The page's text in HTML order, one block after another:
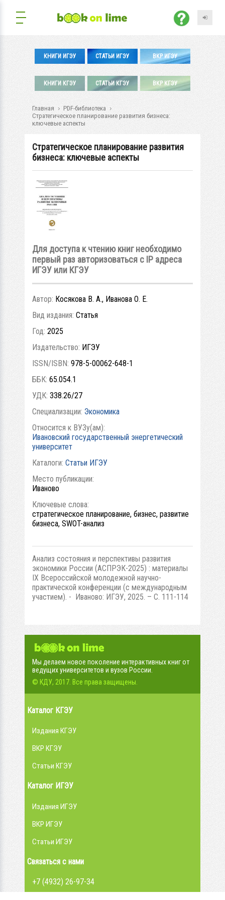
КНИГИ ИГЭУ СТАТЬИ ИГЭУ ВКР ИГЭУ
КНИГИ КГЭУ СТАТЬИ КГЭУ ВКР КГЭУ
Главная
PDF-библиотека
Стратегическое планирование развития бизнеса:
ключевые аспекты
Стратегическое планирование развития
бизнеса: ключевые аспекты
Для доступа к чтению книг необходимо
первый раз авторизоваться с IP адреса
ИГЭУ или КГЭУ
Автор: Косякова В. А., Иванова О. Е.
Вид издания: Статья
Год: 2025
Издательство: ИГЭУ
ISSN/ISBN: 978-5-00062-648-1
ББК: 65.054.1
УДК: 338.26/27
Специализации: Экономика
Относится к ВУЗу(ам):
Ивановский государственный энергетический
университет
Каталоги: Статьи ИГЭУ
Место публикации:
Иваново
Ключевые слова:
стратегическое планирование, бизнес, развитие
бизнеса, SWOT-анализ
Анализ состояния и перспективы развития
экономики России (АСПРЭК-2025) : материалы
IX Всероссийской молодежной научно-
практической конференции (с международным
участием). - Иваново: ИГЭУ, 2025. – С. 111-114
Мы делаем новое поколение интерактивных книг от
ведущих университетов и вузов России.
© КДУ, 2017. Все права защищены.
Каталог КГЭУ
Издания КГЭУ
ВКР КГЭУ
Статьи КГЭУ
Каталог ИГЭУ
Издания ИГЭУ
ВКР ИГЭУ
Статьи ИГЭУ
Связаться с нами
+7 (4932) 26-97-34